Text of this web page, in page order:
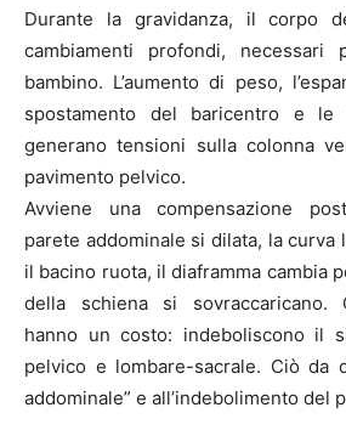
Durante la gravidanza, il corpo
cambiamenti profondi,
bambino. L’aumento di peso,
spostamento del baricentro e le
generano tensioni sulla colonna
pavimento pelvico.
Avviene una compensazione
parete addominale si dilata, la curva
il bacino ruota, il diaframma cambia
della schiena si sovraccaricano.
hanno un costo: indeboliscono il
pelvico e lombare-sacrale. Ciò da
addominale” e all’indebolimento del